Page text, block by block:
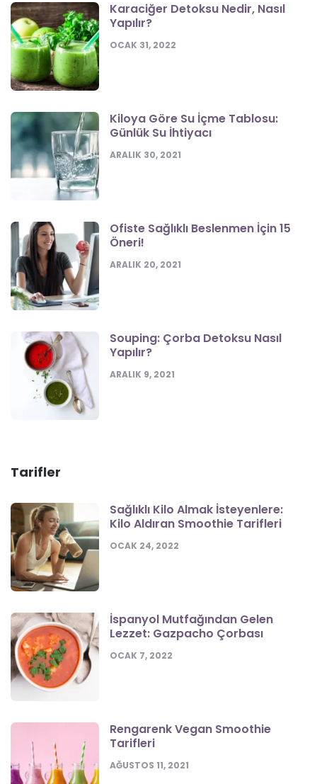
Karaciğer Detoksu Nedir, Nasıl
Yapılır?
OCAK 31, 2022
Kiloya Göre Su İçme Tablosu:
Günlük Su İhtiyacı
ARALIK 30, 2021
Ofiste Sağlıklı Beslenmen İçin 15
Öneri!
ARALIK 20, 2021
Souping: Çorba Detoksu Nasıl
Yapılır?
ARALIK 9, 2021
Tarifler
Sağlıklı Kilo Almak İsteyenlere:
Kilo Aldıran Smoothie Tarifleri
OCAK 24, 2022
İspanyol Mutfağından Gelen
Lezzet: Gazpacho Çorbası
OCAK 7, 2022
Rengarenk Vegan Smoothie
Tarifleri
AĞUSTOS 11, 2021